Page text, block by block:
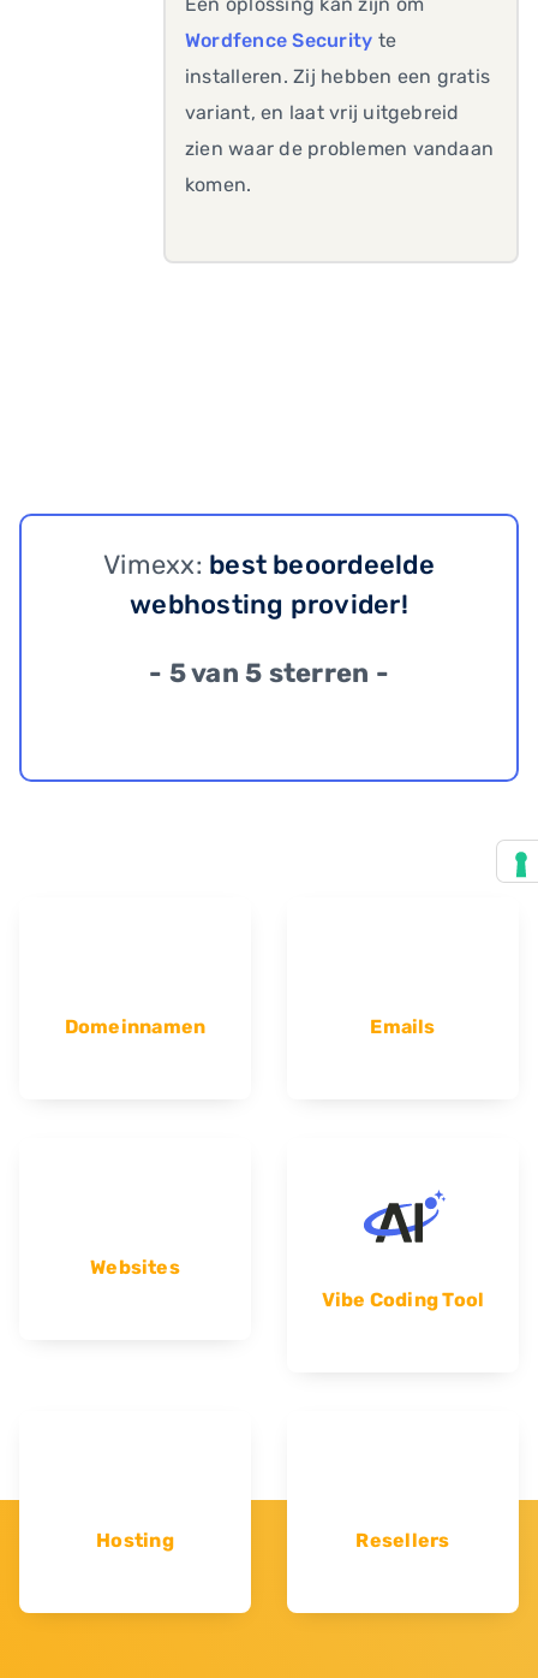
Wordfence Security te
installeren. Zij hebben een gratis
variant, en laat vrij uitgebreid
zien waar de problemen vandaan
komen.
Vimexx: best beoordeelde
webhosting provider!
- 5 van 5 sterren -
Domeinnamen Emails
Websites
Vibe Coding Tool
Hosting Resellers